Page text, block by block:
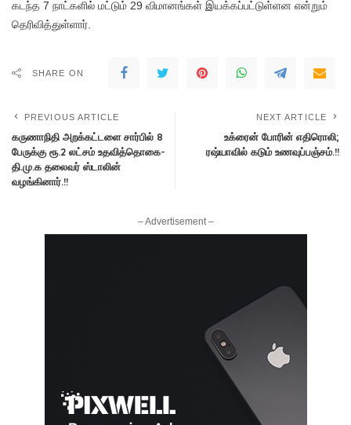
கடந்த 7 நாட்களில் மட்டும் 29 விமானங்கள் இயக்கப்பட்டுள்ளன என்றும்
தெரிவித்துள்ளார்.
SHARE ON
PREVIOUS ARTICLE
கருணாநிதி அறக்கட்டளை சார்பில் 8
பேருக்கு ரூ.2 லட்சம் உதவித்தொகை-
தி.மு.க தலைவர் ஸ்டாலின்
வழங்கினார்.!!
NEXT ARTICLE
உக்ரைன் போரின் எதிரொலி;
ரஷ்யாவில் கடும் உணவுப்பஞ்சம்.!!
– Advertisement –